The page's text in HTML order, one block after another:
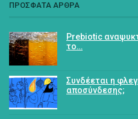
ΠΡΟΣΦΑΤΑ ΑΡΘΡΑ
Prebiotic
το…
Συνδέεται η
αποσύνδεσης;